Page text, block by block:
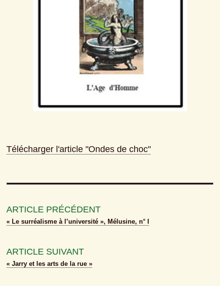
Télécharger l'article "Ondes de choc"
ARTICLE PRÉCÉDENT
« Le surréalisme à l’université », Mélusine, n° I
ARTICLE SUIVANT
« Jarry et les arts de la rue »